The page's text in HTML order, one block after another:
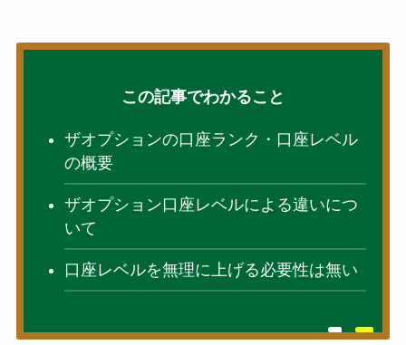
この記事でわかること
ザオプションの口座ランク・口座レベル
の概要
ザオプション口座レベルによる違いにつ
いて
口座レベルを無理に上げる必要性は無い